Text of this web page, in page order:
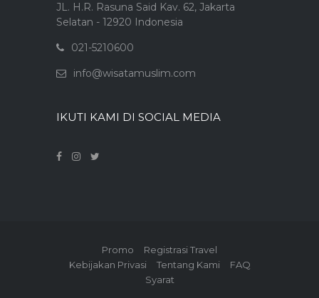
JL. H.R. Rasuna Said Kav. 62, Jakarta
Selatan - 12920 Indonesia
021-5210600
info@wisatamuslim.com
IKUTI KAMI DI SOCIAL MEDIA
Promo
Registrasi Travel
Kebijakan Privasi
Tentang Kami
FAQ
Syarat